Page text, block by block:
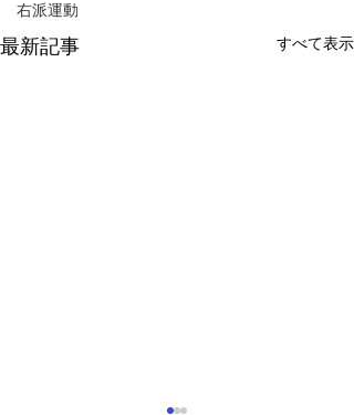
右派運動
最新記事 すべて表示